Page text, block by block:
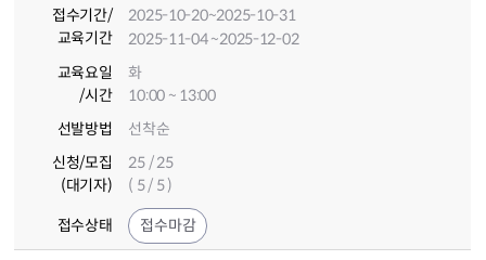
접수기간/
교육기간
2025-10-20~2025-10-31
2025-11-04~2025-12-02
교육요일
/시간
화
10:00 ~ 13:00
선발방법
선착순
신청/모집
(대기자)
25 / 25
( 5 / 5 )
접수상태 접수마감